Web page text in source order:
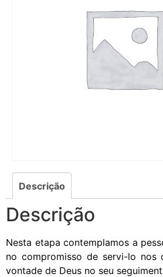
Descrição
Descrição
Nesta etapa contemplamos a
no compromisso de servi-lo nos
vontade de Deus no seu